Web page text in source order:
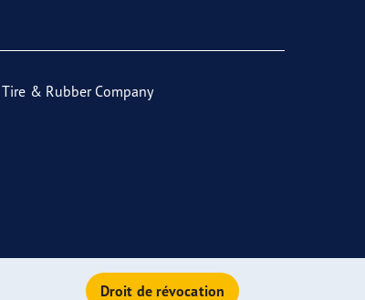
& Rubber Company
Droit de révocation